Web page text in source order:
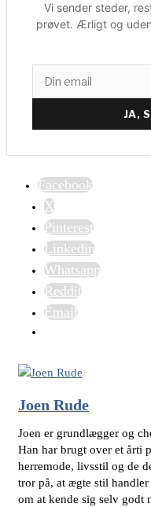
Vi sender steder,
prøvet. Ærligt og
JA,
Facebook
X
Pinterest
Linkedin
Whatsapp
Reddit
Email
Joen Rude
Joen er grundlægger og
Han har brugt over et årti
herremode, livsstil og de
tror på, at ægte stil
om at kende sig selv